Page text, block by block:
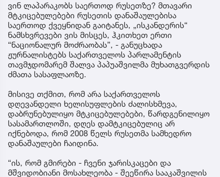
ვინ ლაპარაკობს საერთოდ რუსეთზე? მთავარი
მტკიცებულებები რუსეთის დანაშაულებისა
საერთოდ ქვეყნიდან გაიტანეს, „ისკანდერის“
ნამსხვრევები ვის მისცეს, ჰკითხეთ ერთი
“ნაციონალურ მოძრაობას”, - განუცხადა
ჟურნალისტებს საქართველოს პარლამენტის
თავმჯდომარემ შალვა პაპუაშვილმა მუხათგვერდის
ძმათა სასაფლაოზე.
მისივე თქმით, რომ არა საქართველოს
დღევანდელი ხელისუფლების ძალისხმევა,
დაბრუნებულიყო მტკიცებულებები, წარდგენილიყო
სასამართლოში, დღეს დამტკიცებულიც არ
იქნებოდა, რომ 2008 წელს რუსეთმა სამხედრო
დანაშაულები ჩაიდინა.
“ის, რომ გმირები - ჩვენი ჯარისკაცები და
მშვიდობიანი მოსახლეობა - შეეწირა სააკაშვილის